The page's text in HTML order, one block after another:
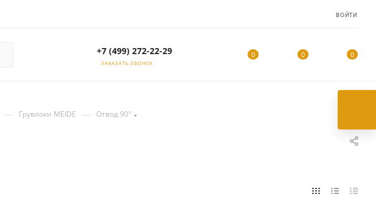
ВОЙТИ
+7 (499) 272-22-29
ЗАКАЗАТЬ ЗВОНОК
0 0 0
— Грувлоки MEIDE — Отвод 90°